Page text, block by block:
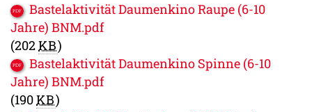
Bastelaktivität Daumenkino Raupe (6-10
Jahre) BNM.pdf
(202KB)
Bastelaktivität Daumenkino Spinne (6-10
Jahre) BNM.pdf
(190KB)